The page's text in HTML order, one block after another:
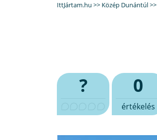
IttJártam.hu >> Közép Dunántúl>>
? 0
értékelés